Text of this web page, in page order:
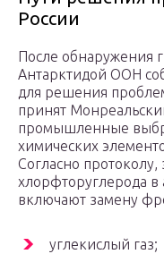
России
После обнаружения
Антарктидой ООН
для решения
принят
промышленные
химических
Согласно
хлорфторуглерода
включают замену
углекислый газ;